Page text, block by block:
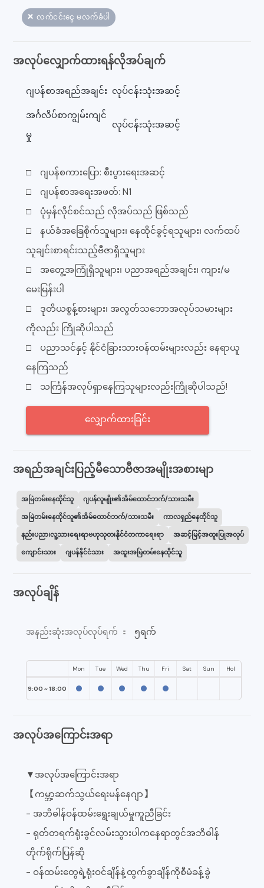
❌ လက်ငင်းငွေ မလက်ခံပါ
အလုပ်လျှောက်ထားရန်လိုအပ်ချက်
ဂျပန်စာအရည်အချင်း လုပ်ငန်းသုံးအဆင့်
အင်္ဂလိပ်စာကျွမ်းကျင်
မှု
လုပ်ငန်းသုံးအဆင့်
□ ဂျပန်စကားပြော: စီးပွားရေးအဆင့်
□ ဂျပန်စာအရေးအဖတ်: N1
□ ပုံမှန်လိုင်စင်သည် လိုအပ်သည် ဖြစ်သည်
□ နယ်ခံအခြေစိုက်သူများ၊ နေထိုင်ခွင့်ရသူများ၊ လက်ထပ်
သူချင်းစာရင်းသည့်ဗီဇာရှိသူများ
□ အတွေ့အကြုံရှိသူများ၊ ပညာအရည်အချင်း၊ ကျား/မ
မေးမြန်းပါ
□ ဒုတိယစွန့်စားများ၊ အလွတ်သဘောအလုပ်သမားများ
ကိုလည်း ကြိုဆိုပါသည်
□ ပညာသင်နှင့် နိုင်ငံခြားသားဝန်ထမ်းများလည်း နေရာယူ
နေကြသည်
□ သင်္ကြန်အလုပ်ရှာနေကြသူများလည်းကြိုဆိုပါသည်!
လျှောက်ထားခြင်း
အရည်အချင်းပြည့်မီသောဗီဇာအမျိုးအစားမျာ
အမြဲတမ်းနေထိုင်သူ ဂျပန်လူမျိုး၏အိမ်ထောင်ဘက်/သားသမီး
အမြဲတမ်းနေထိုင်သူ၏အိမ်ထောင်ဘက်/သားသမီး ကာလရှည်နေထိုင်သူ
နည်းပညာ၊လူ့သားရေးရာဗဟုသုတ၊နိုင်ငံတကာရေးရာ အဆင့်မြင့်အထူးပြုအလုပ်
ကျောင်းသား ဂျပန်နိုင်ငံသား အထူးအမြဲတမ်းနေထိုင်သူ
အလုပ်ချိန်
အနည်းဆုံးအလုပ်လုပ်ရက် ： ၅ရက်
Mon Tue Wed Thu Fri Sat Sun Hol
9:00 ~ 18:00
အလုပ်အကြောင်းအရာ
▼အလုပ်အကြောင်းအရာ
【ကမ္ဘာ့ဆက်သွယ်ရေးမန်နေဂျာ】
- အဘိဓါန်ဝန်ထမ်းရွေးချယ်မှုကူညီခြင်း
- ရုတ်တရက်ရုံးခွင်လမ်းသွားပါကနေရာတွင်အဘိဓါန်
တိုက်ရိုက်ပြန်ဆို
- ဝန်ထမ်းတွေရဲ့ရုံးဝင်ချိန်နဲ့ထွက်ခွာချိန်ကိုစီမံခန့်ခွဲ